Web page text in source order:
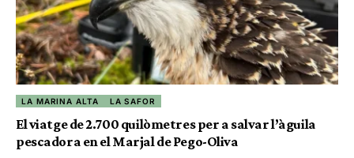
LA MARINA ALTA LA SAFOR
El viatge de 2.700 quilòmetres per a salvar l’àguila
pescadora en el Marjal de Pego-Oliva